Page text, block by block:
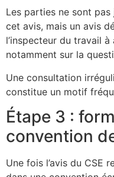
Les parties ne sont
cet avis, mais un avis
l’inspecteur du travail
notamment sur la
Une consultation
constitue un motif
Étape 3 :
convention
Une fois l’avis du CSE